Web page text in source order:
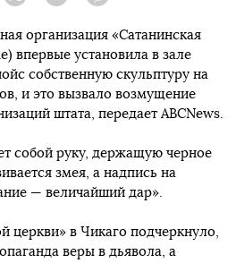
организация «Сатанинская
впервые установила в зале
собственную скульптуру на
и это вызвало возмущение
штата, передает ABCNews.
собой руку, держащую черное
змея, а надпись на
— величайший дар».
церкви» в Чикаго подчеркнуло,
веры в дьявола, а